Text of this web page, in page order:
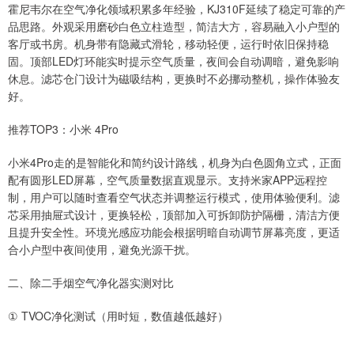
霍尼韦尔在空气净化领域积累多年经验，KJ310F延续了稳定可靠的产
品思路。外观采用磨砂白色立柱造型，简洁大方，容易融入小户型的
客厅或书房。机身带有隐藏式滑轮，移动轻便，运行时依旧保持稳
固。顶部LED灯环能实时提示空气质量，夜间会自动调暗，避免影响
休息。滤芯仓门设计为磁吸结构，更换时不必挪动整机，操作体验友
好。
推荐TOP3：小米 4Pro
小米4Pro走的是智能化和简约设计路线，机身为白色圆角立式，正面
配有圆形LED屏幕，空气质量数据直观显示。支持米家APP远程控
制，用户可以随时查看空气状态并调整运行模式，使用体验便利。滤
芯采用抽屉式设计，更换轻松，顶部加入可拆卸防护隔栅，清洁方便
且提升安全性。环境光感应功能会根据明暗自动调节屏幕亮度，更适
合小户型中夜间使用，避免光源干扰。
二、除二手烟空气净化器实测对比
① TVOC净化测试（用时短，数值越低越好）